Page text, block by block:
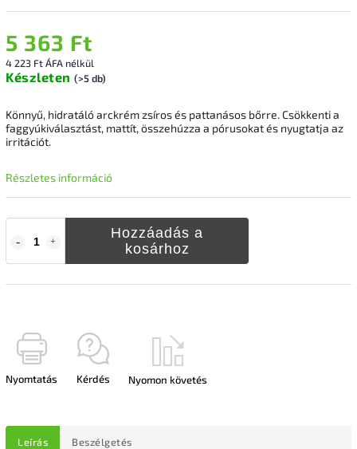
5 363 Ft
4 223 Ft ÁFA nélkül
Készleten (>5 db)
Hozzáadás a
kosárhoz
Könnyű, hidratáló arckrém zsíros és pattanásos bőrre. Csökkenti a
faggyúkiválasztást, mattít, összehúzza a pórusokat és nyugtatja az
irritációt.
Részletes információ
Nyomtatás Kérdés Nyomon követés
Leírás Beszélgetés